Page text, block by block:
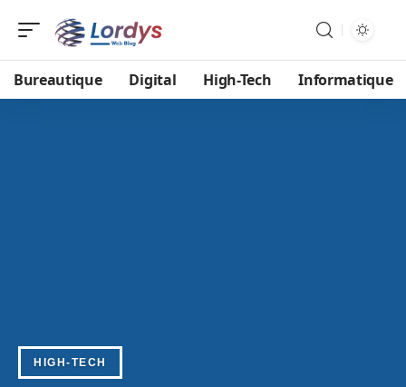
Bureautique Digital High-Tech Informatique
HIGH-TECH